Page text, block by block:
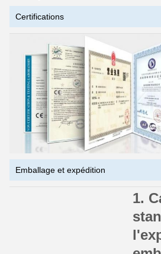
Certifications
Emballage et expédition
1.